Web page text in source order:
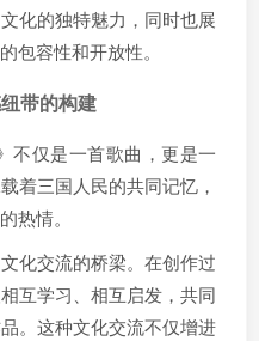
化的独特魅力，同时也展
包容性和开放性。
带的构建
不仅是一首歌曲，更是一
着三国人民的共同记忆，
热情。
化交流的桥梁。在创作过
互学习、相互启发，共同
。这种文化交流不仅增进